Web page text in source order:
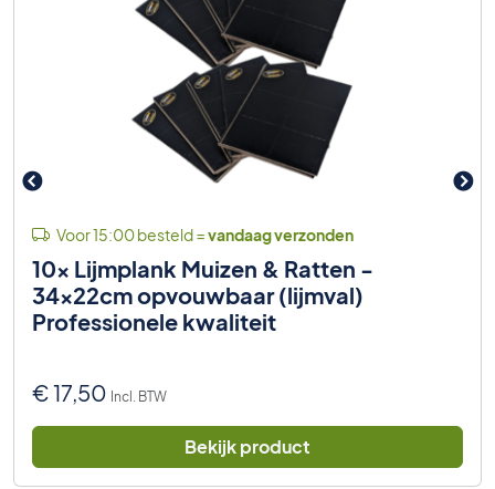
Voor 15:00 besteld =vandaag verzonden
10x Lijmplank Muizen & Ratten -
34x22cm opvouwbaar (lijmval)
Professionele kwaliteit
€17,50 Incl. BTW
Bekijk product